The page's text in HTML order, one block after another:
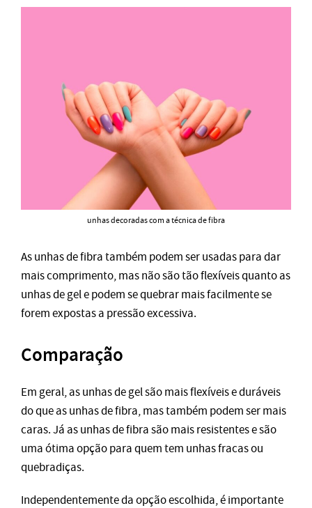
unhas decoradas com a técnica de fibra
As unhas de fibra também podem ser usadas para dar
mais comprimento, mas não são tão flexíveis quanto as
unhas de gel e podem se quebrar mais facilmente se
forem expostas a pressão excessiva.
Comparação
Em geral, as unhas de gel são mais flexíveis e duráveis
do que as unhas de fibra, mas também podem ser mais
caras. Já as unhas de fibra são mais resistentes e são
uma ótima opção para quem tem unhas fracas ou
quebradiças.
Independentemente da opção escolhida, é importante